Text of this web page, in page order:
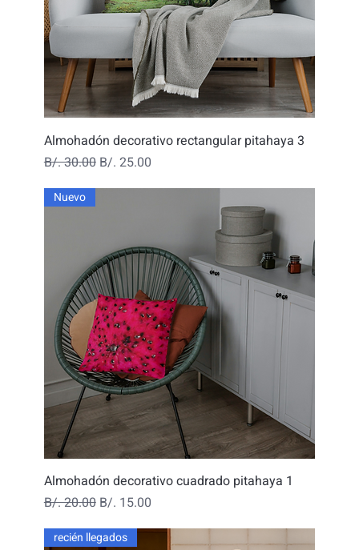
Almohadón decorativo rectangular pitahaya 3
Precio
B/. 30.00 Precio de oferta
B/. 25.00
Nuevo
Almohadón decorativo cuadrado pitahaya 1
Precio
B/. 20.00 Precio de oferta
B/. 15.00
recién llegados